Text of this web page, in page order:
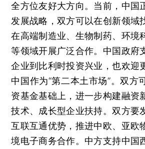
全方位友好大方向。当前，中国
发展战略，双方可以在创新领域
在高端制造业、生物制药、环境
等领域开展广泛合作。中国政府
企业到比利时投资兴业，也欢迎
中国作为“第二本土市场”。双方
资基金基础上，进一步构建融资
技术、成长型企业扶持。双方要
互联互通优势，推进中欧、亚欧
境电子商务合作。中方支持中国